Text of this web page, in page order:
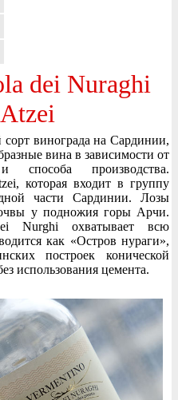
dei Nuraghi
винограда на Сардинии,
вина в зависимости от
способа производства.
которая входит в группу
части Сардинии. Лозы
у подножия горы Арчи.
Nurghi охватывает всю
как «Остров нураги»,
построек конической
использования цемента.